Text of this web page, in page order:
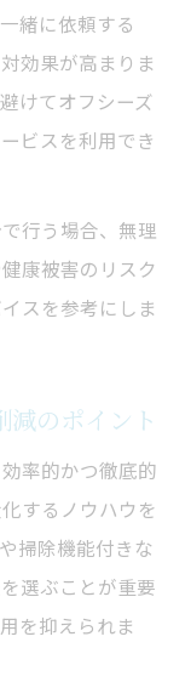
緒に依頼する
効果が高まりま
けてオフシーズ
ビスを利用でき
行う場合、無理
康被害のリスク
スを参考にしま
減のポイント
率的かつ徹底的
するノウハウを
掃除機能付きな
選ぶことが重要
を抑えられま